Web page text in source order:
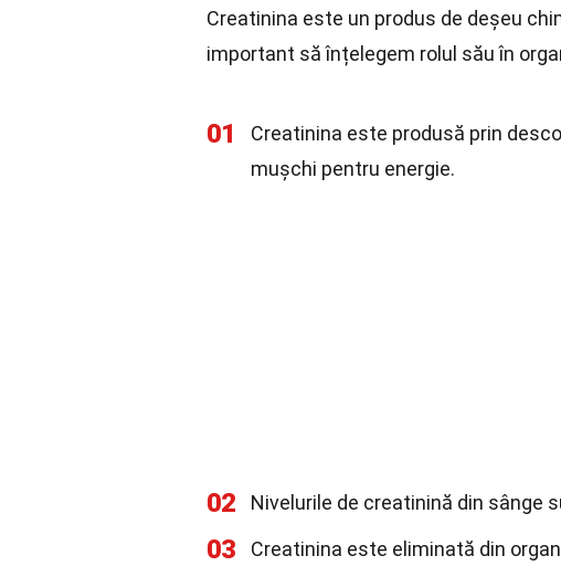
Creatinina este un produs de deșeu
important să înțelegem rolul său în
01
Creatinina este produsă prin
mușchi pentru energie.
02 Nivelurile de creatinină din sânge
03 Creatinina este eliminată din